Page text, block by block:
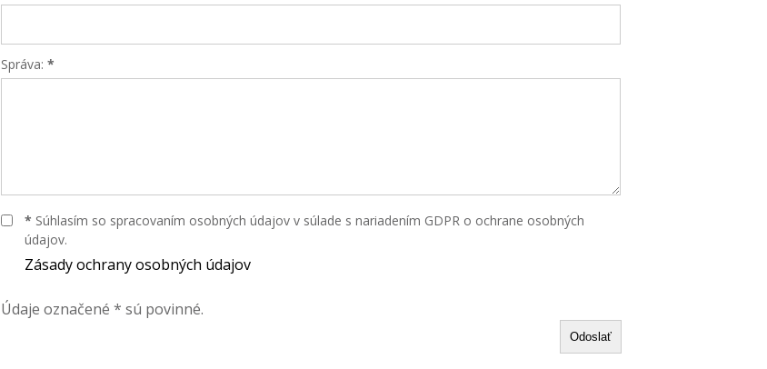
Správa:*
* Súhlasím so spracovaním osobných údajov v súlade s nariadením GDPR o ochrane osobných
údajov.
Zásady ochrany osobných údajov
Údaje označené * sú povinné.
Odoslať